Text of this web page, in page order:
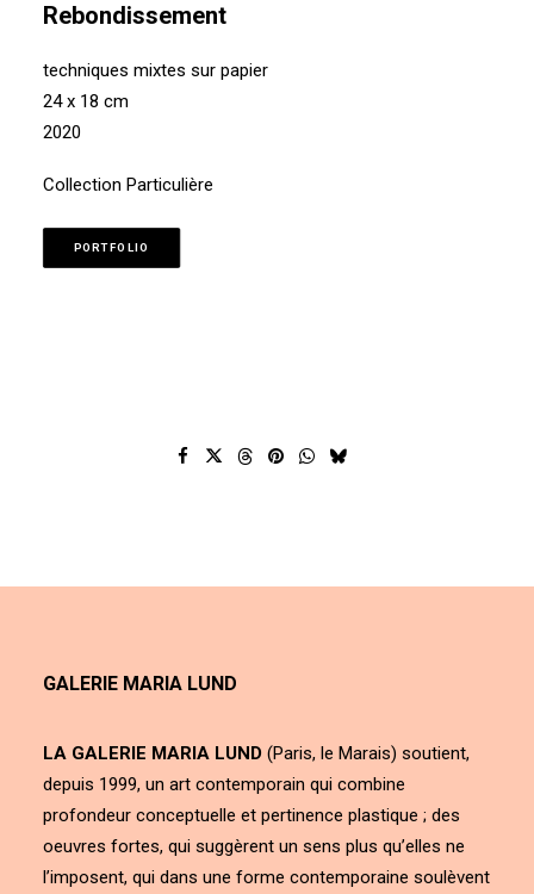
Rebondissement
techniques mixtes sur papier
24 x 18 cm
2020
Collection Particulière
PORTFOLIO
GALERIE MARIA LUND
LA GALERIE MARIA LUND (Paris, le Marais) soutient,
depuis 1999, un art contemporain qui combine
profondeur conceptuelle et pertinence plastique ; des
oeuvres fortes, qui suggèrent un sens plus qu’elles ne
l’imposent, qui dans une forme contemporaine soulèvent